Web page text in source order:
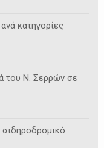
κατηγορίες
του Ν. Σερρών σε